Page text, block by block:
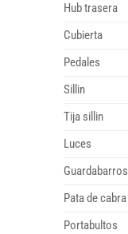
Hub trasera
Cubierta
Pedales
Sillin
Tija sillin
Luces
Guardabarros
Pata de cabra
Portabultos